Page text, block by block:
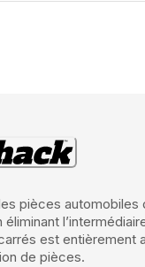
pièces automobiles
est entièrement
de pièces.